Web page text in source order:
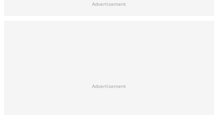
Advertisement
Advertisement